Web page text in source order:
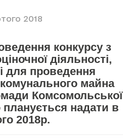
2018
конкурсу з
діяльності,
для проведення
майна
Комсомольської
надати в
2018р.